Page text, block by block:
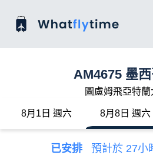
AM4675 墨
圖盧姆飛亞特蘭
8月1日 週六 8月8日 週六
已安排 預計於 27小